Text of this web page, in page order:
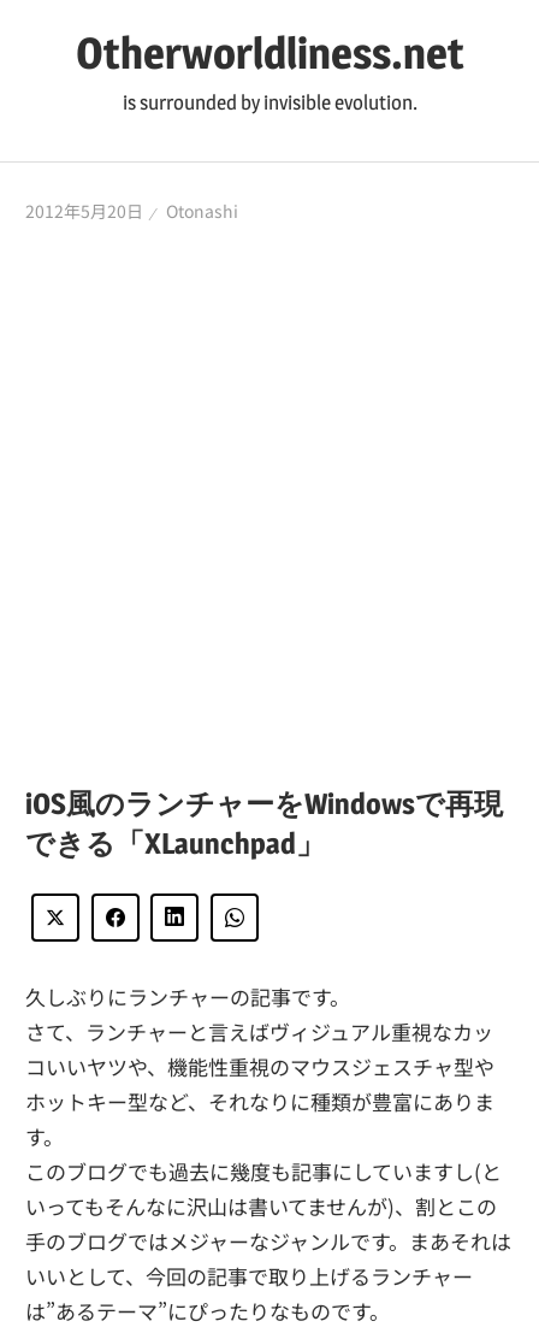
ツ
Otherworldliness.net
is surrounded by invisible evolution.
2012年5月20日 Otonashi
iOS風のランチャーをWindowsで再現
できる「XLaunchpad」
久しぶりにランチャーの記事です。
さて、ランチャーと言えばヴィジュアル重視なカッ
コいいヤツや、機能性重視のマウスジェスチャ型や
ホットキー型など、それなりに種類が豊富にありま
す。
このブログでも過去に幾度も記事にしていますし(と
いってもそんなに沢山は書いてませんが)、割とこの
手のブログではメジャーなジャンルです。まあそれは
いいとして、今回の記事で取り上げるランチャー
は”あるテーマ”にぴったりなものです。